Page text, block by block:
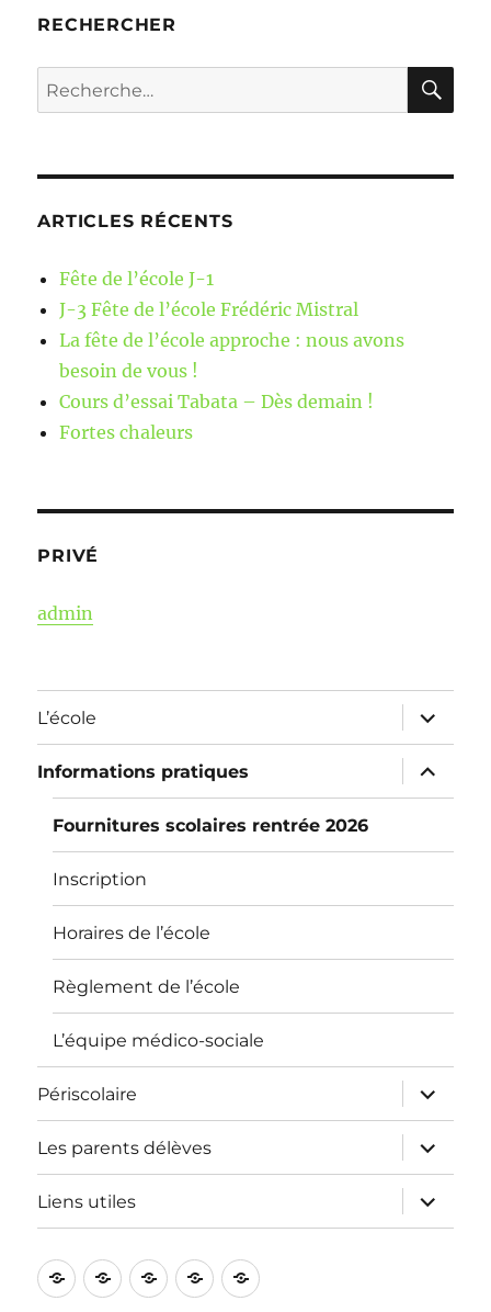
RECHERCHER
Recherche
pour :
ARTICLES RÉCENTS
Fête de l’école J-1
J-3 Fête de l’école Frédéric Mistral
La fête de l’école approche : nous avons
besoin de vous !
Cours d’essai Tabata – Dès demain !
Fortes chaleurs
PRIVÉ
admin
L’école
ouvrir
le
sous-
menu
Informations pratiques
ouvrir
le
sous-
Fournitures scolaires rentrée 2026
Inscription
Horaires de l’école
Règlement de l’école
L’équipe médico-sociale
Périscolaire
ouvrir
le
sous-
menu
Les parents délèves
ouvrir
le
sous-
menu
Liens utiles
ouvrir
le
sous-
L’écoleInformations
Périscolaire
Les
Liens